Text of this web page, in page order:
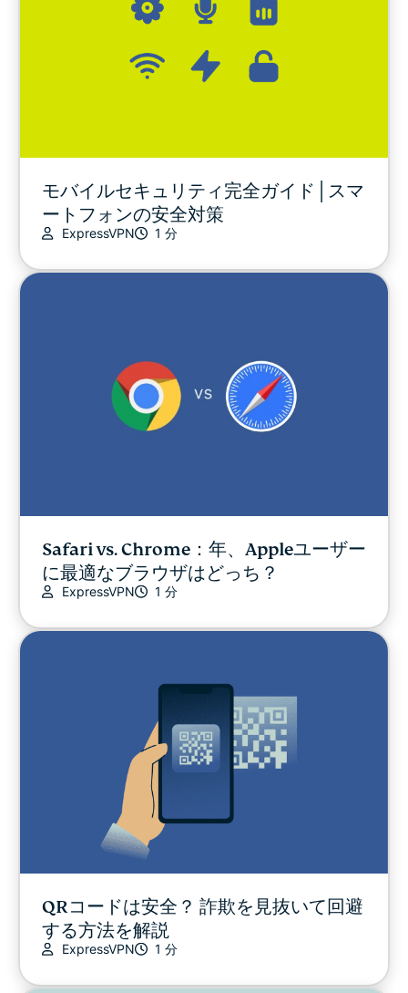
モバイルセキュリティ完全ガイド│スマ
ートフォンの安全対策
ExpressVPN 1 分
Safari vs. Chrome：年、Appleユーザー
に最適なブラウザはどっち？
ExpressVPN 1 分
QRコードは安全？ 詐欺を見抜いて回避
する方法を解説
ExpressVPN 1 分